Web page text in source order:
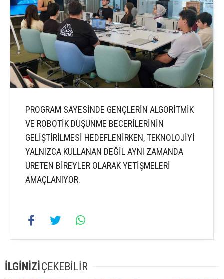
PROGRAM SAYESİNDE GENÇLERİN ALGORİTMİK
VE ROBOTİK DÜŞÜNME BECERİLERİNİN
GELİŞTİRİLMESİ HEDEFLENİRKEN, TEKNOLOJİYİ
YALNIZCA KULLANAN DEĞİL AYNI ZAMANDA
ÜRETEN BİREYLER OLARAK YETİŞMELERİ
AMAÇLANIYOR.
İLGİNİZİÇEKEBİLİR